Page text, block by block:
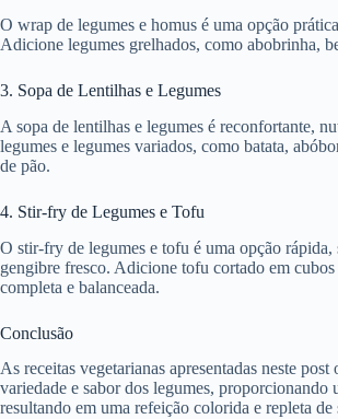
O wrap de legumes e homus é uma opção
Adicione legumes grelhados, como abobrinha,
3. Sopa de Lentilhas e Legumes
A sopa de lentilhas e legumes é reconfortante,
legumes e legumes variados, como batata,
de pão.
4. Stir-fry de Legumes e Tofu
O stir-fry de legumes e tofu é uma opção
gengibre fresco. Adicione tofu cortado em
completa e balanceada.
Conclusão
As receitas vegetarianas apresentadas neste
variedade e sabor dos legumes,
resultando em uma refeição colorida e repleta de